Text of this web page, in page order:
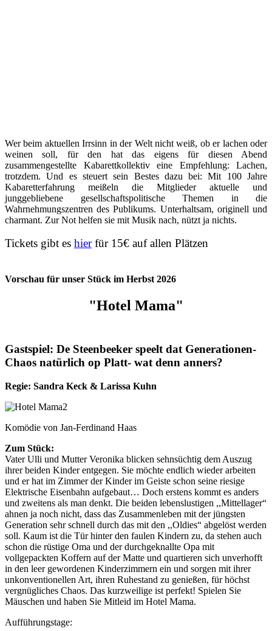
Wer beim aktuellen Irrsinn in der Welt nicht weiß, ob er lachen oder
weinen soll, für den hat das eigens für diesen Abend
zusammengestellte Kabarettkollektiv eine Empfehlung: Lachen,
trotzdem. Und es steuert sein Bestes dazu bei: Mit 100 Jahre
Kabaretterfahrung meißeln die Mitglieder aktuelle und
junggebliebene gesellschaftspolitische Themen in die
Wahrnehmungszentren des Publikums. Unterhaltsam, originell und
charmant. Zur Not helfen sie mit Musik nach, nützt ja nichts.
Tickets gibt es hierfür 15€ auf allen Plätzen
Vorschau für unser Stück im Herbst 2026
"Hotel Mama"
Gastspiel: De Steenbeeker speelt dat Generationen-
Chaos natürlich op Platt- wat denn anners?
Regie: Sandra Keck & Larissa Kuhn
Komödie von Jan-Ferdinand Haas
Zum Stück:
Vater Ulli und Mutter Veronika blicken sehnsüchtig dem Auszug
ihrer beiden Kinder entgegen. Sie möchte endlich wieder arbeiten
und er hat im Zimmer der Kinder im Geiste schon seine riesige
Elektrische Eisenbahn aufgebaut… Doch erstens kommt es anders
und zweitens als man denkt. Die beiden lebenslustigen ,,Mittellager“
ahnen ja noch nicht, dass das Zusammenleben mit der jüngsten
Generation sehr schnell durch das mit den ,,Oldies“ abgelöst werden
soll. Kaum ist die Tür hinter den faulen Kindern zu, da stehen auch
schon die rüstige Oma und der durchgeknallte Opa mit
vollgepackten Koffern auf der Matte und quartieren sich unverhofft
in den leer gewordenen Kinderzimmern ein und sorgen mit ihrer
unkonventionellen Art, ihren Ruhestand zu genießen, für höchst
vergnügliches Chaos. Das kurzweilige ist perfekt! Spielen Sie
Mäuschen und haben Sie Mitleid im Hotel Mama.
Aufführungstage: